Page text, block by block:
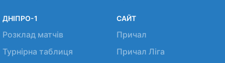
ДНІПРО-1
Розклад матчів
Турнірна таблиця
САЙТ
Причал
Причал Ліга